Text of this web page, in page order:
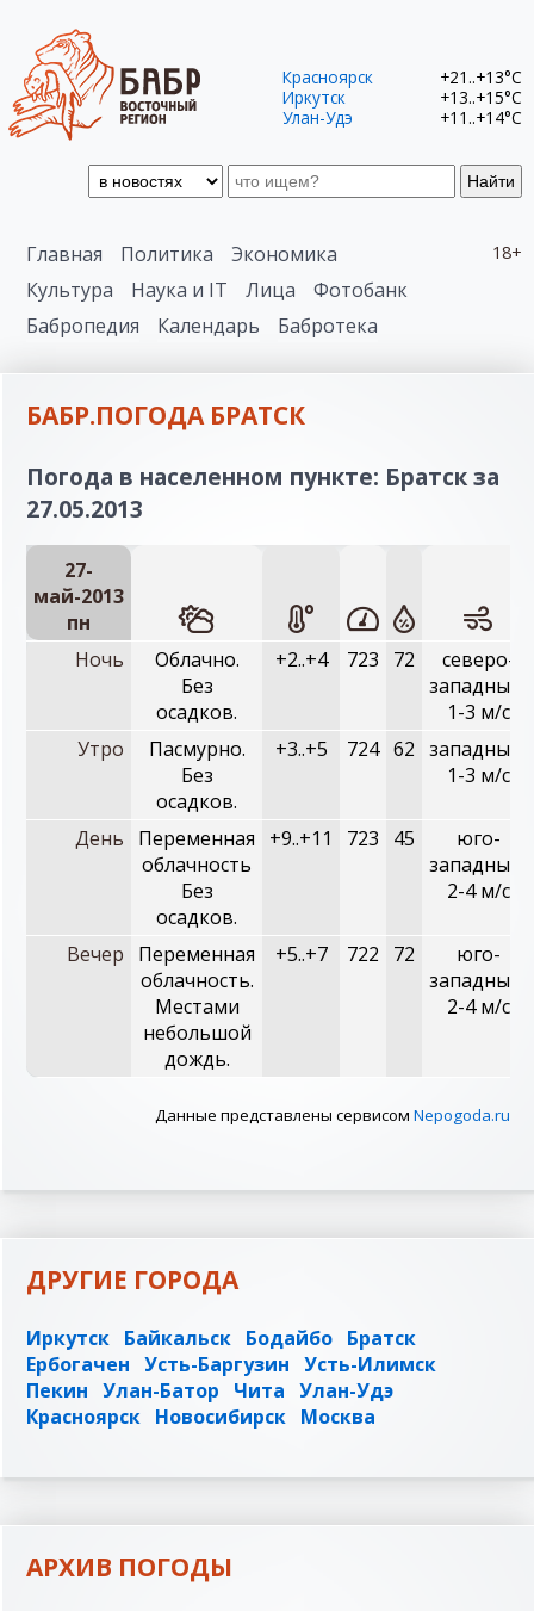
Найти
Красноярск
+21..+13°C
Иркутск
+13..+15°C
Улан-Удэ
+11..+14°C
18+
Главная Политика
Экономика
Культура
Наука и IT Лица
Фотобанк
Бабропедия
Календарь Бабротека
БАБР.ПОГОДА БРАТСК
Погода в населенном пункте: Братск за
27.05.2013
27-
май-2013
пн
Ночь
Облачно.
Без
осадков.
+2..+4 723 72
северо-
западный,
1-3 м/с
Утро
Пасмурно.
Без
осадков.
+3..+5 724 62 западный,
1-3 м/с
День
Переменная
облачность
Без
осадков.
+9..+11 723 45
юго-
западный,
2-4 м/с
Вечер
Переменная
облачность.
Местами
небольшой
дождь.
+5..+7 722 72
юго-
западный,
2-4 м/с
Данные представлены сервисом Nepogoda.ru
ДРУГИЕ ГОРОДА
Иркутск Байкальск Бодайбо Братск
Ербогачен Усть-Баргузин Усть-Илимск
Пекин Улан-Батор Чита Улан-Удэ
Красноярск Новосибирск Москва
АРХИВ ПОГОДЫ